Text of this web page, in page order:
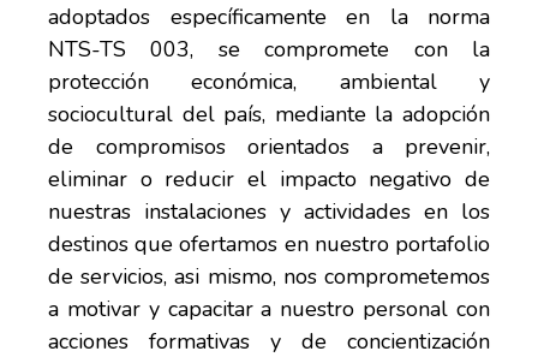
adoptados específicamente en la norma
NTS-TS 003, se compromete con la
protección económica, ambiental y
sociocultural del país, mediante la adopción
de compromisos orientados a prevenir,
eliminar o reducir el impacto negativo de
nuestras instalaciones y actividades en los
destinos que ofertamos en nuestro portafolio
de servicios, asi mismo, nos comprometemos
a motivar y capacitar a nuestro personal con
acciones formativas y de concientización